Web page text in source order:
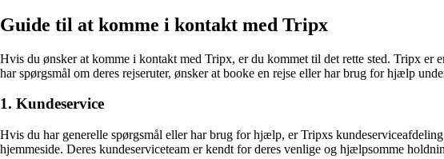
Guide til at komme i kontakt med Tripx
Hvis du ønsker at komme i kontakt med Tripx, er du kommet til det rette sted. Tripx er
har spørgsmål om deres rejseruter, ønsker at booke en rejse eller har brug for hjælp
1. Kundeservice
Hvis du har generelle spørgsmål eller har brug for hjælp, er Tripxs
hjemmeside. Deres kundeserviceteam er kendt for deres venlige og hjælpsomme